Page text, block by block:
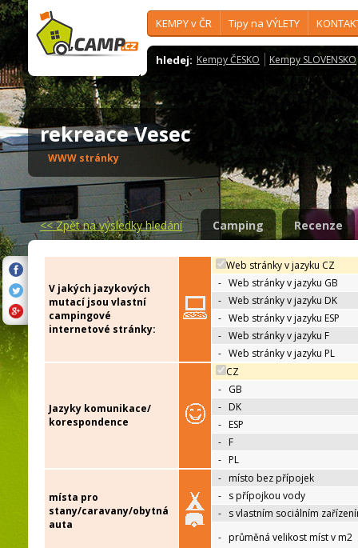
KEMPY v ČR Tipy na VÝLETY
hledej: Kempy ČESKO Kempy SLOVENSKO
rekreace Vesec
WWW stránky
<<Zpět na výsledky hledání Camping Recenze
V jakých jazykových
mutací jsou vlastní
campingové
internetové stránky:
Web stránky v jazyku CZ
- Web stránky v jazyku GB
- Web stránky v jazyku DK
- Web stránky v jazyku ESP
- Web stránky v jazyku F
- Web stránky v jazyku PL
Jazyky komunikace/
korespondence
CZ
- GB
- DK
- ESP
- F
- PL
místa pro
stany/caravany/obytná
auta
- místo bez přípojek
- s přípojkou vody
- s vlastním sociálním
- průměná velikost míst v m2